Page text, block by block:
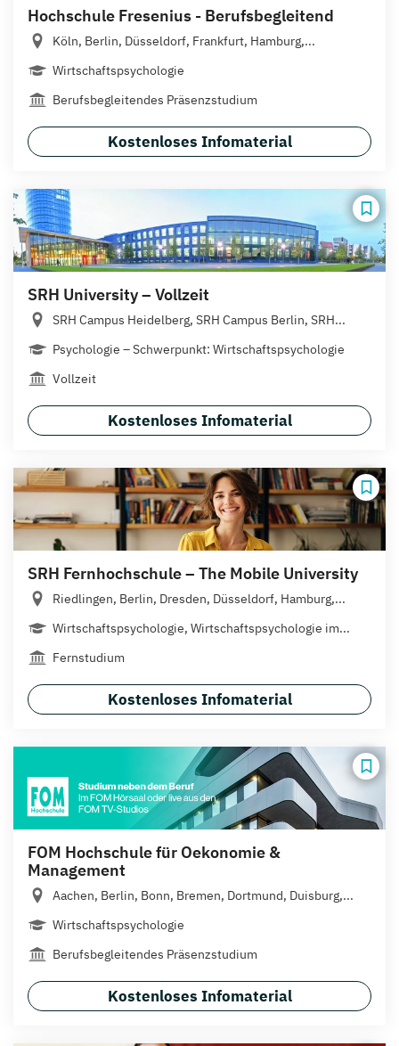
Hochschule Fresenius - Berufsbegleitend
Köln, Berlin, Düsseldorf, Frankfurt, Hamburg,...
Wirtschaftspsychologie
Berufsbegleitendes Präsenzstudium
Kostenloses Infomaterial
SRH University – Vollzeit
SRH Campus Heidelberg, SRH Campus Berlin, SRH...
Psychologie – Schwerpunkt: Wirtschaftspsychologie
Vollzeit
Kostenloses Infomaterial
SRH Fernhochschule – The Mobile University
Riedlingen, Berlin, Dresden, Düsseldorf, Hamburg,...
Wirtschaftspsychologie, Wirtschaftspsychologie im...
Fernstudium
Kostenloses Infomaterial
FOM Hochschule für Oekonomie &
Management
Aachen, Berlin, Bonn, Bremen, Dortmund, Duisburg,...
Wirtschaftspsychologie
Berufsbegleitendes Präsenzstudium
Kostenloses Infomaterial